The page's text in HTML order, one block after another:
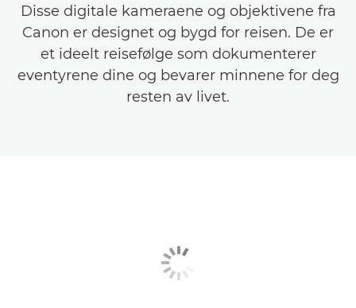
Disse digitale kameraene og objektivene fra
Canon er designet og bygd for reisen. De er
et ideelt reisefølge som dokumenterer
eventyrene dine og bevarer minnene for deg
resten av livet.